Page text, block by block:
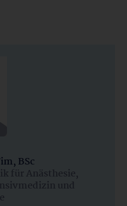
BSc
für Anästhesie,
und